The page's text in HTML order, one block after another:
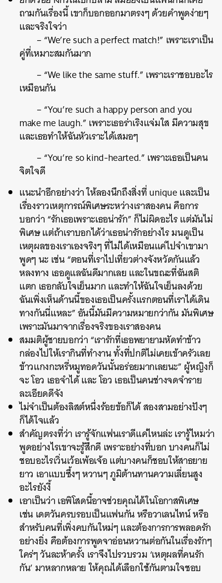
ถามกันเรื่องนี้ เขาก็บอกออกมาตรงๆ ด้วยคำพูดง่ายๆ
และจริงใจว่า
– “We’re such a perfect match!” เพราะเราเป็น
คู่ที่เหมาะสมกันมาก
– “We like the same stuff.” เพราะเราชอบอะไร
เหมือนกัน
– “You’re such a happy person and you
make me laugh.” เพราะเธอร่าเริงแจ่มใส มีความสุข
และเธอทำให้ฉันหัวเราะได้เสมอๆ
– “You’re so kind-hearted.” เพราะเธอเป็นคน
จิตใจดี
แนะนำอีกอย่างว่า ให้ลองนึกถึงสิ่งที่ unique และเป็น
เรื่องราวเหตุการณ์พิเศษระหว่างเราสองคน คือการ
บอกว่า “รักเธอเพราะเธอน่ารัก” ก็ไม่ผิดอะไร แต่มันไม่
พิเศษ แต่ถ้าเราบอกได้ว่าเธอน่ารักอย่างไร มนดูเป็น
เหตุผลของเราเองจริงๆ ที่ไม่ได้เหมือนแค่ไปจำเขามา
พูดๆ นะ เช่น “ตอนที่เราไปเที่ยวต่างจังหวัดกันแล้ว
หลงทาง เธอดูแลฉันดีมากเลย และในขณะที่ฉันสติ
แตก เธอกลับใจเย็นมาก และทำให้ฉันใจเย็นลงด้วย
ฉันเพิ่งเห็นด้านนี้ของเธอเป็นครั้งแรกตอนที่เราได้เดิน
ทางกันนี่แหละ” อันนี้มันมีความหมายกว่ากัน มันพิเศษ
เพราะมันมาจากเรื่องจริงของเราสองคน
สมมติผู้ชายบอกว่า “เรารักที่เธอพยายามหัดทำข้าว
กล่องไปให้เรากินที่ทำงาน ทั้งที่ปกติไม่เคยเข้าครัวเลย
ข้าวแกงกะหรี่หมูทอดวันนั้นอร่อยมากเลยนะ” ผู้หญิงก็
จะ โอว เธอจำได้ และ โอว เธอเป็นคนช่างจดจำราย
ละเอียดดีจัง
ไม่จำเป็นต้องลิสต์หนึ่งร้อยข้อก็ได้ สองสามอย่างปังๆ
ก็ได้ใจแล้ว
สำคัญตรงที่ว่า เรารู้จักแฟนเราดีแค่ไหนล่ะ เรารู้ไหมว่า
พูดอย่างไรเขาจะรู้สึกดี เพราะอย่างที่บอก บางคนก็ไม่
ชอบอะไรเวิ่นเว้อเพ้อเจ้อ แต่บางคนก็ชอบให้สาธยาย
ยาว เอาแบบซึ้งๆ หวานๆ ภูมิต้านทานความเลี่ยนสูง
อะไรยังงี้
เอาเป็นว่า เอพิโสดนี้อาจช่วยคุณได้ในโอกาสพิเศษ
เช่น เดตวันครบรอบเป็นแฟนกัน หรือวาเลนไทน์ หรือ
สำหรับคนที่เพิ่งคบกันใหม่ๆ และต้องการการพลอดรัก
อย่างยิ่ง คือต้องการพูดจาอ่อนหวานต่อกันในเรื่องรักๆ
ใคร่ๆ วันละห้าครั้ง เราจึงไปรวบรวม ‘เหตุผลที่คนรัก
กัน’ มาหลากหลาย ให้คุณได้เลือกใช้กันตามใจชอบ